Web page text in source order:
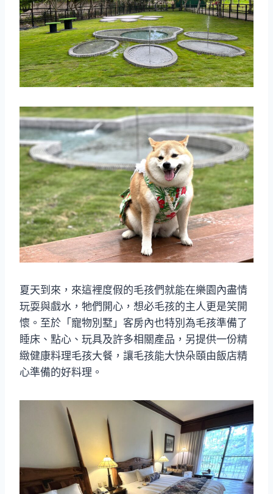
夏天到來，來這裡度假的毛孩們就能在樂園內盡情
玩耍與戲水，牠們開心，想必毛孩的主人更是笑開
懷。至於「寵物別墅」客房內也特別為毛孩準備了
睡床、點心、玩具及許多相關產品，另提供一份精
緻健康料理毛孩大餐，讓毛孩能大快朵頤由飯店精
心準備的好料理。